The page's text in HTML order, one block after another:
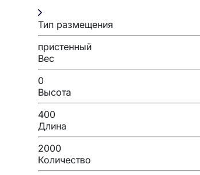
Тип размещения
пристенный
Вес
0
Высота
400
Длина
2000
Количество